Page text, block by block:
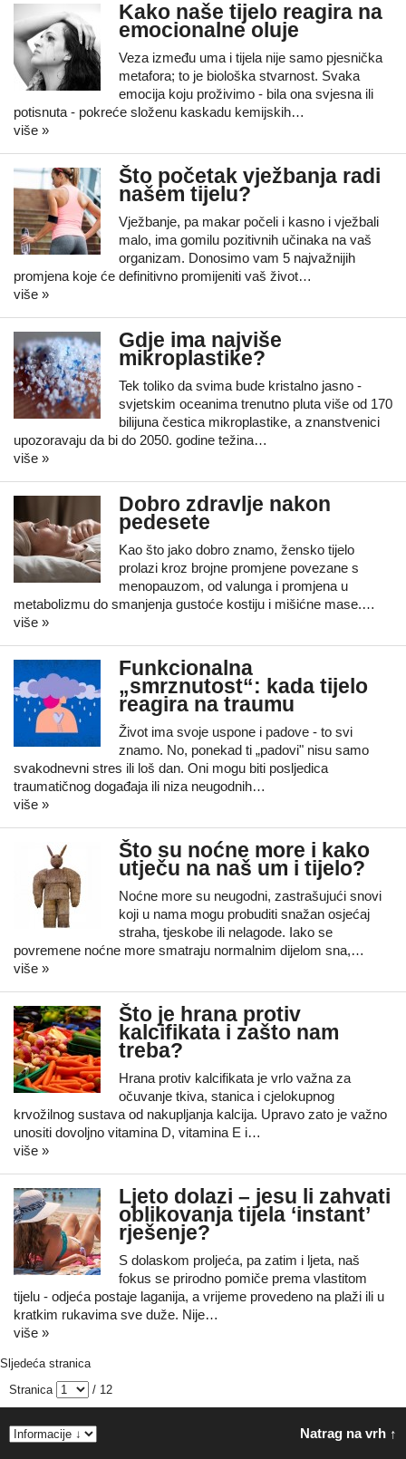
Kako naše tijelo reagira na
emocionalne oluje
Veza između uma i tijela nije samo pjesnička
metafora; to je biološka stvarnost. Svaka
emocija koju proživimo - bila ona svjesna ili
potisnuta - pokreće složenu kaskadu kemijskih…
više »
Što početak vježbanja radi
našem tijelu?
Vježbanje, pa makar počeli i kasno i vježbali
malo, ima gomilu pozitivnih učinaka na vaš
organizam. Donosimo vam 5 najvažnijih
promjena koje će definitivno promijeniti vaš život…
više »
Gdje ima najviše
mikroplastike?
Tek toliko da svima bude kristalno jasno -
svjetskim oceanima trenutno pluta više od 170
bilijuna čestica mikroplastike, a znanstvenici
upozoravaju da bi do 2050. godine težina…
više »
Dobro zdravlje nakon
pedesete
Kao što jako dobro znamo, žensko tijelo
prolazi kroz brojne promjene povezane s
menopauzom, od valunga i promjena u
metabolizmu do smanjenja gustoće kostiju i mišićne mase.…
više »
Funkcionalna
„smrznutost“: kada tijelo
reagira na traumu
Život ima svoje uspone i padove - to svi
znamo. No, ponekad ti „padovi" nisu samo
svakodnevni stres ili loš dan. Oni mogu biti posljedica
traumatičnog događaja ili niza neugodnih…
više »
Što su noćne more i kako
utječu na naš um i tijelo?
Noćne more su neugodni, zastrašujući snovi
koji u nama mogu probuditi snažan osjećaj
straha, tjeskobe ili nelagode. Iako se
povremene noćne more smatraju normalnim dijelom sna,…
više »
Što je hrana protiv
kalcifikata i zašto nam
treba?
Hrana protiv kalcifikata je vrlo važna za
očuvanje tkiva, stanica i cjelokupnog
krvožilnog sustava od nakupljanja kalcija. Upravo zato je važno
unositi dovoljno vitamina D, vitamina E i…
više »
Ljeto dolazi – jesu li zahvati
oblikovanja tijela ‘instant’
rješenje?
S dolaskom proljeća, pa zatim i ljeta, naš
fokus se prirodno pomiče prema vlastitom
tijelu - odjeća postaje laganija, a vrijeme provedeno na plaži ili u
kratkim rukavima sve duže. Nije…
više »
Sljedeća stranica
Stranica
/ 12
Natrag na vrh ↑